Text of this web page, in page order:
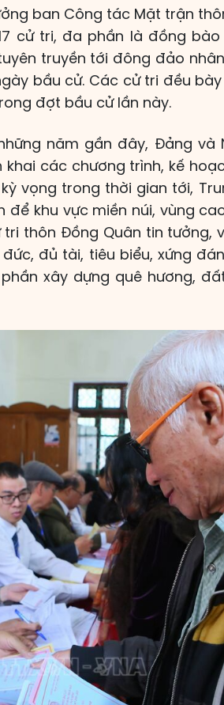
ban Công tác Mặt trận
cử tri, đa phần là đồng bào
truyền tới đông đảo
bầu cử. Các cử tri đều
đợt bầu cử lần này.
năm gần đây, Đảng và
khai các chương trình, kế
vọng trong thời gian tới,
để khu vực miền núi, vùng
thôn Đồng Quân tin tưởng,
đủ tài, tiêu biểu, xứng
xây dựng quê hương,